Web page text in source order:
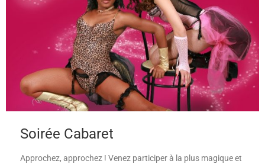
Soirée Cabaret
Approchez, approchez ! Venez participer à la plus magique et